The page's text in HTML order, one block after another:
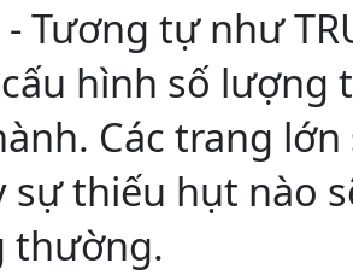
- Tương tự như
hình số lượng
Các trang
sự thiếu hụt nào
thường.